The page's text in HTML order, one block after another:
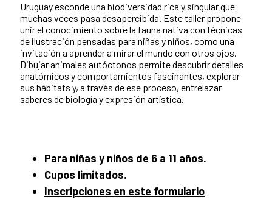
Uruguay esconde una biodiversidad rica y singular que
muchas veces pasa desapercibida. Este taller propone
unir el conocimiento sobre la fauna nativa con técnicas
de ilustración pensadas para niñas y niños, como una
invitación a aprender a mirar el mundo con otros ojos.
Dibujar animales autóctonos permite descubrir detalles
anatómicos y comportamientos fascinantes, explorar
sus hábitats y, a través de ese proceso, entrelazar
saberes de biología y expresión artística.
Para niñas y niños de 6 a 11 años.
Cupos limitados.
Inscripciones en este formulario